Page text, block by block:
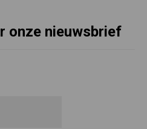
onze nieuwsbrief